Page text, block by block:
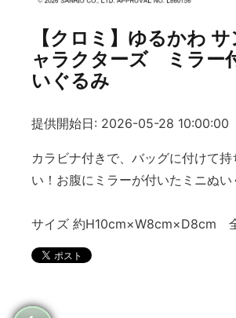
【クロミ】ゆるかわ
ャラクターズ ミラー
いぐるみ
提供開始日: 2026-05-28 10:00:00
カラビナ付きで、バッグに付けて
い！お腹にミラーが付いたミニぬい
サイズ 約H10cm×W8cm×D8cm